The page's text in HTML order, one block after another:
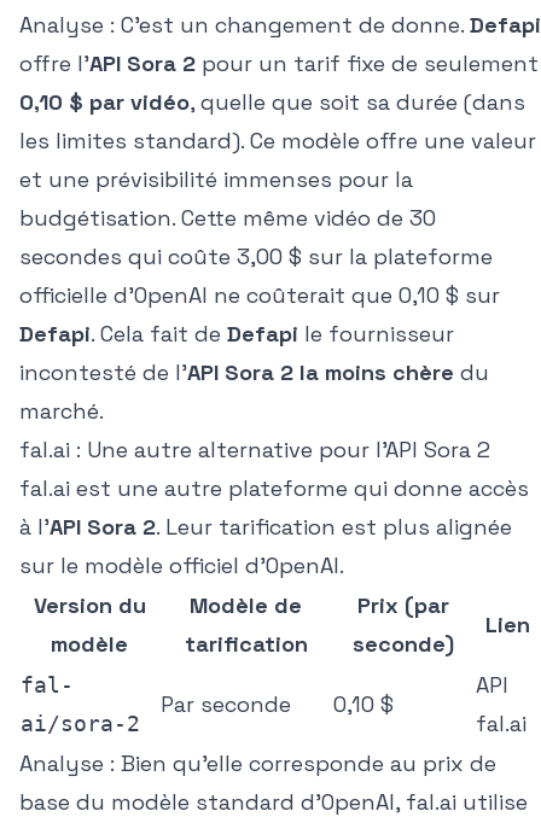
Analyse : C'est un changement de donne. Defapi
offre l'API Sora 2 pour un tarif fixe de seulement
0,10 $ par vidéo, quelle que soit sa durée (dans
les limites standard). Ce modèle offre une valeur
et une prévisibilité immenses pour la
budgétisation. Cette même vidéo de 30
secondes qui coûte 3,00 $ sur la plateforme
officielle d'OpenAI ne coûterait que 0,10 $ sur
Defapi. Cela fait de Defapi le fournisseur
incontesté de l'API Sora 2 la moins chère du
marché.
fal.ai : Une autre alternative pour l'API Sora 2
fal.ai est une autre plateforme qui donne accès
à l'API Sora 2. Leur tarification est plus alignée
sur le modèle officiel d'OpenAI.
Version du
modèle
Modèle de
tarification
Prix (par
seconde)
Lien
fal-
ai/sora-2
Par seconde 0,10 $
API
fal.ai
Analyse : Bien qu'elle corresponde au prix de
base du modèle standard d'OpenAI, fal.ai utilise